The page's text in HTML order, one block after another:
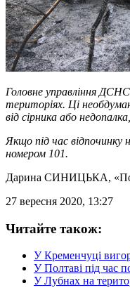
Головне управління
територіях. Ці
від сірника або
Якщо під час відпочинку
номером 101.
Дарина СИНИЦЬКА,
27 вересня 2020, 13:27
Читайте також:
У Кременчуці
У Полтаві під час
У Лубнах на